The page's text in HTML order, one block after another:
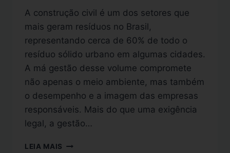
A construção civil é um dos setores que
mais geram resíduos no Brasil,
representando cerca de 60% de todo o
resíduo sólido urbano em algumas cidades.
A má gestão desse volume compromete
não apenas o meio ambiente, mas também
o desempenho e a imagem das empresas
responsáveis. Mais do que uma exigência
legal, a gestão…
LEIA MAIS